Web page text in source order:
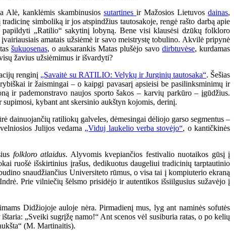
Alė, kanklėmis skambinusios sutartines ir Mažosios Lietuvos dainas,
simboliką ir jos atspindžius tautosakoje, rengė rašto darbą apie
papildyti „Ratilio“ sakytinį lobyną. Bene visi klausėsi dzūkų folkloro
amatais užsiėmė ir savo meistrystę tobulino. Akvilė pripynė
šukuosenas, o auksarankis Matas plušėjo savo dirbtuvėse, kurdamas
žavius užsiėmimus ir išvardyti?
renginį „Savaitė su RATILIO: Velykų ir Jurginių tautosaka“. Šešias
ir žaismingai – o kaipgi pavasarį apsieisi be pasilinksminimų ir
ir pademonstravo naujos sporto šakos – karvių parkūro – įgūdžius.
kybant ant skersinio aukštyn kojomis, derinį.
dainuojančių ratiliokų galveles, dėmesingai dėliojo garso segmentus –
Julijos vedama „Viduj laukelio verba stovėjo“, o kantičkinės
folkloro atlaidus. Alyvomis kvepiančios festivalio nuotaikos gūsį į
ruošė išskirtinius įrašus, dedikuotus daugeliui tradicinių tarptautinio
snaudžiančius Universiteto rūmus, o visa tai į kompiuterio ekraną
Prie vilniečių šėlsmo prisidėjo ir autentikos išsiilgusius sužavėjo į
Didžiojoje auloje nėra. Pirmadienį mus, lyg ant naminės sofutės
„Sveiki sugrįžę namo!“ Ant scenos vėl susiburia ratas, o po kelių
(M. Martinaitis).